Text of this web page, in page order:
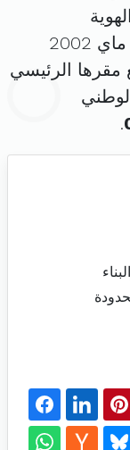
. تم تأسيسها في 21 ماي 2002
مقرها الرئيسي
.